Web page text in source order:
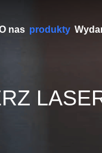
nas produkty